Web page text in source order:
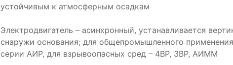
устойчивым к атмосферным осадкам
Электродвигатель – асинхронный, устанавливается
снаружи основания; для общепромышленного
серии АИР, для взрывоопасных сред – 4ВР, 3ВР, АИММ